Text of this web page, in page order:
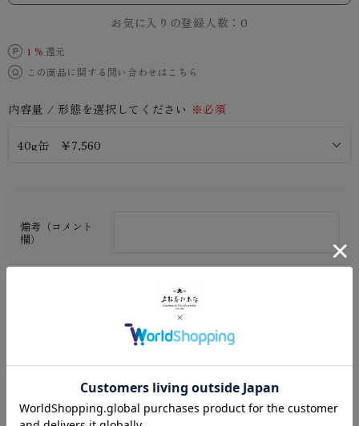
お気に入りの登録人数： 0
1 % 還元
この商品に関する問い合わせは こちら
内容量 / 形態を選択してください ※必須
備考（コメント
欄）